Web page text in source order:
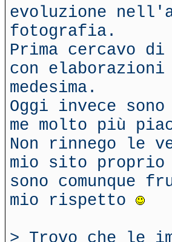
evoluzione
fotografia.
Prima cercavo
con
medesima.
Oggi invece
me molto più
Non rinnego le
mio sito proprio
sono comunque
mio rispetto
> Trovo che le